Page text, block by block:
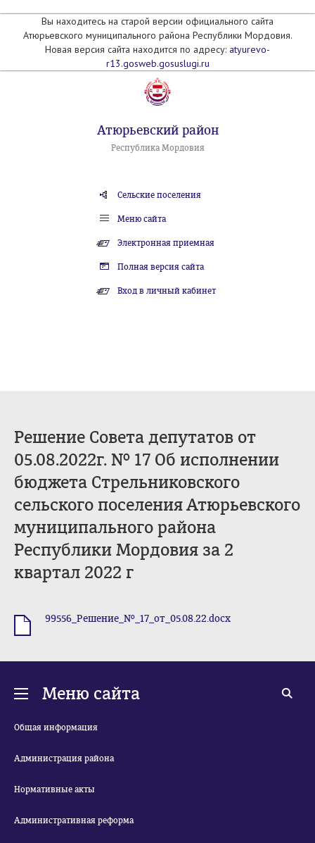
Вы находитесь на старой версии официального сайта
Атюрьевского муниципального района Республики Мордовия.
Новая версия сайта находится по адресу: atyurevo-
r13.gosweb.gosuslugi.ru
Атюрьевский район
Республика Мордовия
Сельские поселения
Меню сайта
Электронная приемная
Полная версия сайта
Вход в личный кабинет
Решение Совета депутатов от
05.08.2022г. № 17 Об исполнении
бюджета Стрельниковского
сельского поселения Атюрьевского
муниципального района
Республики Мордовия за 2
квартал 2022 г
99556_Решение_№_17_от_05.08.22.docx
Меню сайта
Общая информация
Администрация района
Нормативные акты
Административная реформа